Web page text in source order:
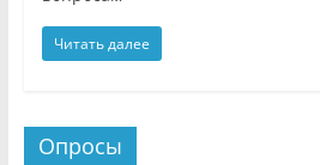
Читать далее
Опросы